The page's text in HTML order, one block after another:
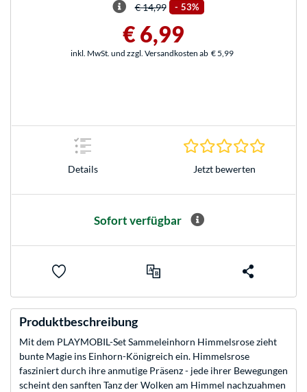
€ 14,99 - 53%
€ 6,99
inkl. MwSt. und zzgl. Versandkosten ab € 5,99
Details Jetzt bewerten
Sofort verfügbar
Produktbeschreibung
Mit dem PLAYMOBIL-Set Sammeleinhorn Himmelsrose zieht
bunte Magie ins Einhorn-Königreich ein. Himmelsrose
fasziniert durch ihre anmutige Präsenz - jede ihrer Bewegungen
scheint den sanften Tanz der Wolken am Himmel nachzuahmen